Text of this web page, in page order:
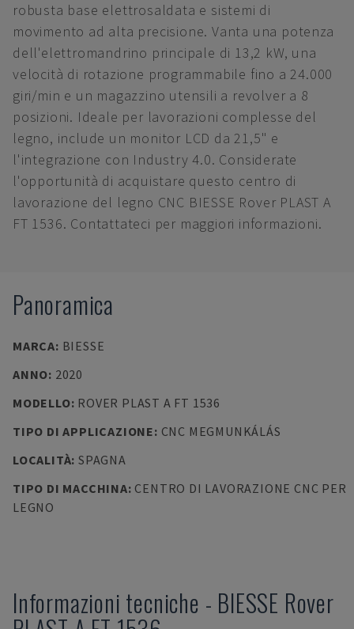
robusta base elettrosaldata e sistemi di
movimento ad alta precisione. Vanta una potenza
dell'elettromandrino principale di 13,2 kW, una
velocità di rotazione programmabile fino a 24.000
giri/min e un magazzino utensili a revolver a 8
posizioni. Ideale per lavorazioni complesse del
legno, include un monitor LCD da 21,5" e
l'integrazione con Industry 4.0. Considerate
l'opportunità di acquistare questo centro di
lavorazione del legno CNC BIESSE Rover PLAST A
FT 1536. Contattateci per maggiori informazioni.
Panoramica
MARCA: BIESSE
ANNO: 2020
MODELLO: ROVER PLAST A FT 1536
TIPO DI APPLICAZIONE: CNC MEGMUNKÁLÁS
LOCALITÀ: SPAGNA
TIPO DI MACCHINA: CENTRO DI LAVORAZIONE CNC PER
LEGNO
Informazioni tecniche - BIESSE Rover